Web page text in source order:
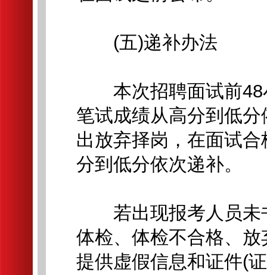
(五)递补办法
本次招聘面试前48
笔试成绩从高分到低
出放弃择岗，在面试
分到低分依次递补。
若出现报考人员未
体检、体检不合格、
提供虚假信息和证件(